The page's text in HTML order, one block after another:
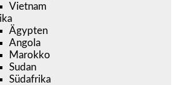
Vietnam
Ägypten
Angola
Marokko
Sudan
Südafrika